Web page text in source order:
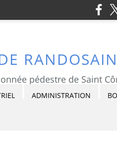
pédestre de Saint
ADMINISTRATION